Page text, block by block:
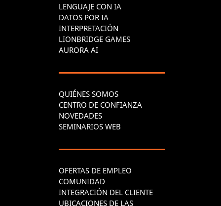
LENGUAJE CON IA
DATOS POR IA
INTERPRETACIÓN
LIONBRIDGE GAMES
AURORA AI
QUIÉNES SOMOS
CENTRO DE CONFIANZA
NOVEDADES
SEMINARIOS WEB
OFERTAS DE EMPLEO
COMUNIDAD
INTEGRACIÓN DEL CLIENTE
UBICACIONES DE LAS